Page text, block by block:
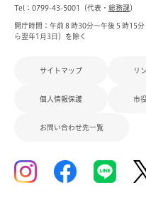
Tel：0799-43-5001（代表・ 総務課）
開庁時間：午前８時30分～午後５時15
ら翌年1月3日）を除く
サイトマップ リ
個人情報保護 市
お問い合わせ先一覧